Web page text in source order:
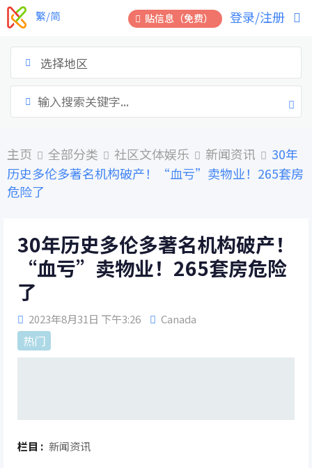
跳
到
贴信息（免费） 登录/注册
繁/简
选择地区
主页 全部分类 社区文体娱乐 新闻资讯
30年
历史多伦多著名机构破产！“血亏”卖物业！265套房
危险了
30年历史多伦多著名机构破产！
“血亏”卖物业！265套房危险
了
2023年8月31日 下午3:26 Canada
热门
栏目 : 新闻资讯